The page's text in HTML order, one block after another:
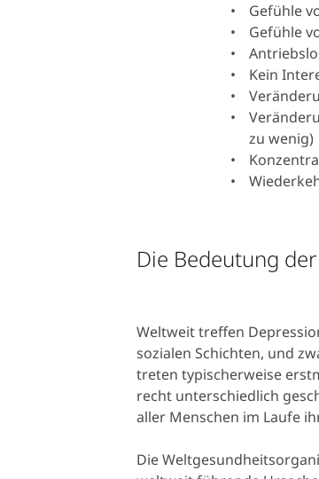
Gefühle
Gefühle
Kein
zu wenig)
Die Bedeutung
Weltweit treffen
sozialen Schichten, und
treten typischerweise
recht unterschiedlich
aller Menschen im Laufe
Die